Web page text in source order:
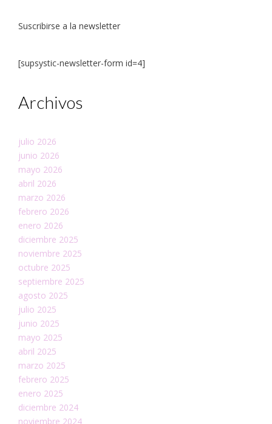
Suscribirse a la newsletter
[supsystic-newsletter-form id=4]
Archivos
julio 2026
junio 2026
mayo 2026
abril 2026
marzo 2026
febrero 2026
enero 2026
diciembre 2025
noviembre 2025
octubre 2025
septiembre 2025
agosto 2025
julio 2025
junio 2025
mayo 2025
abril 2025
marzo 2025
febrero 2025
enero 2025
diciembre 2024
noviembre 2024